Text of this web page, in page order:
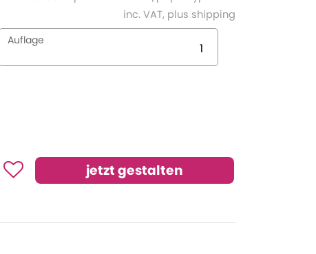
inc. VAT, plus shipping
Auflage